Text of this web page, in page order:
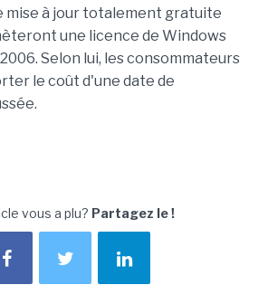
mise à jour totalement gratuite
une licence de Windows
Selon lui, les consommateurs
le coût d'une date de
vous a plu? Partagez le !